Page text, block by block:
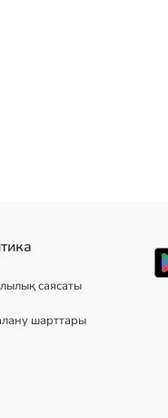
саясаты
шарттары